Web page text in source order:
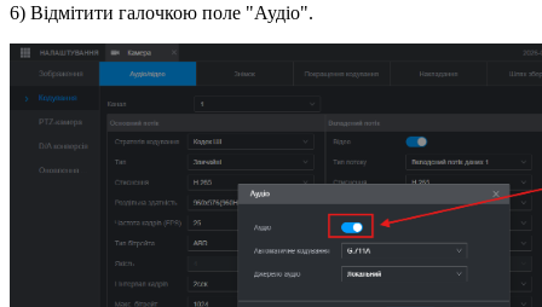
6) Відмітити галочкою поле "Аудіо".